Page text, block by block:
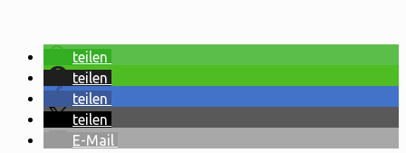
teilen
teilen
teilen
teilen
E-Mail